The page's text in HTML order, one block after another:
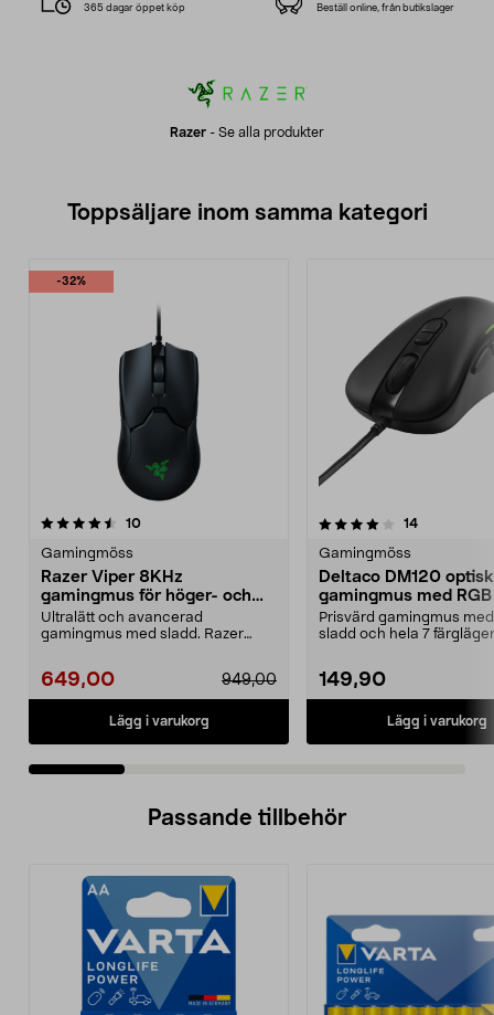
Razer - Se alla produkter
365 dagar öppet köp Beställ online, från butikslager
Toppsäljare inom samma kategori
-32%
10recensioner
Gamingmöss
Razer Viper 8KHz
gamingmus för höger- och
vänsterhänta
Ultralätt och avancerad
gamingmus med sladd. Razer
649,00 949,00
Lägg i varukorg
4.0 av 5 stjärnor 14recensioner
Gamingmöss
Deltaco DM120 optisk
gamingmus med RGB
Prisvärd gamingmus
sladd och hela 7
149,90
Lägg i varukorg
4.5 av 5 stjärnor
Passande tillbehör